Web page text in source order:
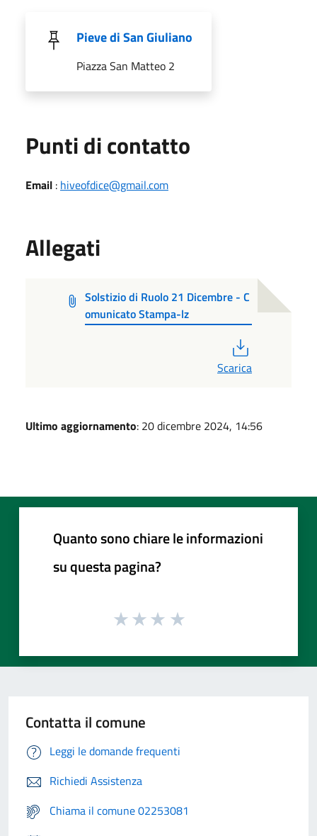
Pieve di San Giuliano
Piazza San Matteo 2
Punti di contatto
Email : hiveofdice@gmail.com
Allegati
Solstizio di Ruolo 21 Dicembre - C
omunicato Stampa-lz
Scarica
Ultimo aggiornamento: 20 dicembre 2024, 14:56
Quanto sono chiare le informazioni
su questa pagina?
Contatta il comune
Leggi le domande frequenti
Richiedi Assistenza
Chiama il comune 02253081